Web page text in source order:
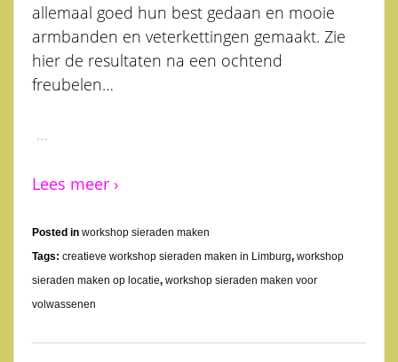
allemaal goed hun best gedaan en mooie
armbanden en veterkettingen gemaakt. Zie
hier de resultaten na een ochtend
freubelen…
…
Lees meer ›
Posted in workshop sieraden maken
Tags: creatieve workshop sieraden maken in Limburg, workshop
sieraden maken op locatie, workshop sieraden maken voor
volwassenen